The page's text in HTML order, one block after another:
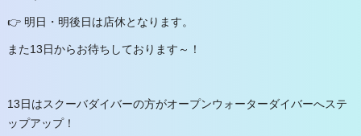
👉 明日・明後日は店休となります。
また13日からお待ちしております～！
13日はスクーバダイバーの方がオープンウォーターダイバーへステ
ップアップ！